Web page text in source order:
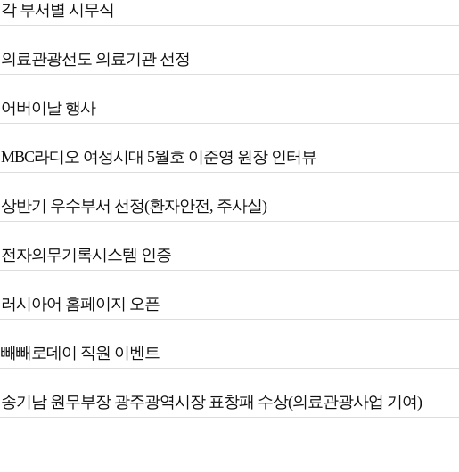
각 부서별 시무식
의료관광선도 의료기관 선정
어버이날 행사
MBC라디오 여성시대 5월호 이준영 원장 인터뷰
상반기 우수부서 선정(환자안전, 주사실)
전자의무기록시스템 인증
러시아어 홈페이지 오픈
빼빼로데이 직원 이벤트
송기남 원무부장 광주광역시장 표창패 수상(의료관광사업 기여)